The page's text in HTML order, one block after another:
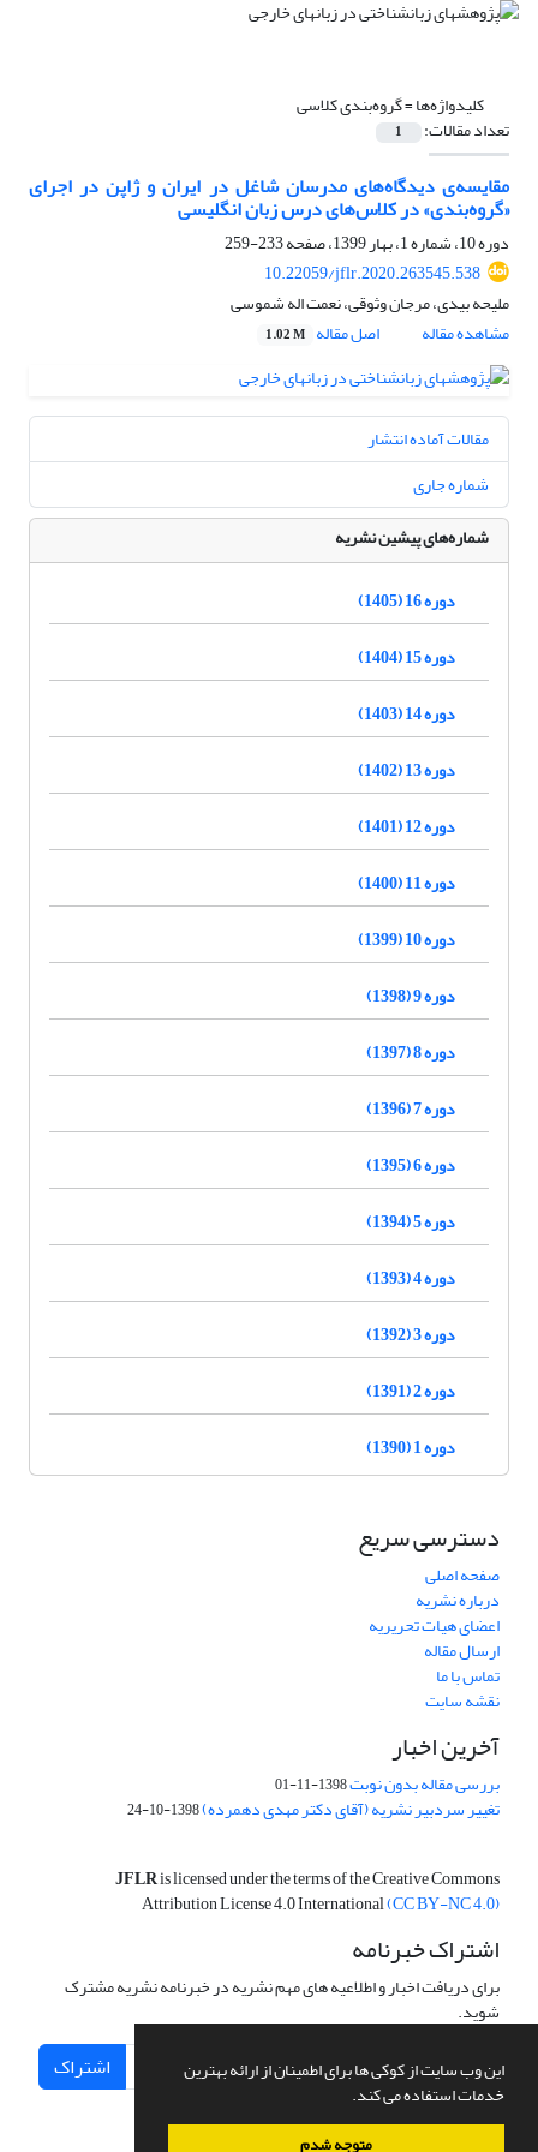
این وب سایت از کوکی ها برای اطمینان از ارائه بهترین
خدمات استفاده می کند.
متوجه شدم
کلیدواژه‌ها =گروه‌بندی کلاسی
تعداد مقالات: 1
مقایسه‌ی دیدگاه‌های مدرسان شاغل در ایران و ژاپن در اجرای
«گروه‌بندی» در کلاس‌های درس زبان انگلیسی
دوره 10، شماره 1، بهار 1399، صفحه
233-259
10.22059/jflr.2020.263545.538
ملیحه بیدی، مرجان وثوقی، نعمت اله شموسی
مشاهده مقاله
اصل مقاله 1.02 M
مقالات آماده انتشار
شماره جاری
شماره‌های پیشین نشریه
دوره 16 (1405)
دوره 15 (1404)
دوره 14 (1403)
دوره 13 (1402)
دوره 12 (1401)
دوره 11 (1400)
دوره 10 (1399)
دوره 9 (1398)
دوره 8 (1397)
دوره 7 (1396)
دوره 6 (1395)
دوره 5 (1394)
دوره 4 (1393)
دوره 3 (1392)
دوره 2 (1391)
دوره 1 (1390)
دسترسی سریع
صفحه اصلی
درباره نشریه
اعضای هیات تحریریه
ارسال مقاله
تماس با ما
نقشه سایت
آخرین اخبار
بررسی مقاله بدون نوبت1398-11-01
تغییر سردبیر نشریه (آقای دکتر مهدی دهمرده)1398-10-24
JFLRis licensed under the terms of the Creative Commons
Attribution License 4.0 International(CC BY-NC 4.0)
اشتراک خبرنامه
برای دریافت اخبار و اطلاعیه های مهم نشریه در خبرنامه نشریه مشترک
شوید.
اشتراک